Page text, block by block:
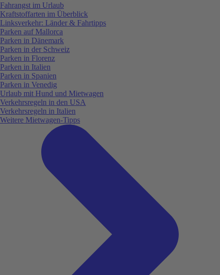
Fahrangst im Urlaub
Kraftstoffarten im Überblick
Linksverkehr: Länder & Fahrtipps
Parken auf Mallorca
Parken in Dänemark
Parken in der Schweiz
Parken in Florenz
Parken in Italien
Parken in Spanien
Parken in Venedig
Urlaub mit Hund und Mietwagen
Verkehrsregeln in den USA
Verkehrsregeln in Italien
Weitere Mietwagen-Tipps